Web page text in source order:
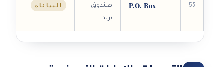
53
P.O. Box
صندوق
بريد
البيانات